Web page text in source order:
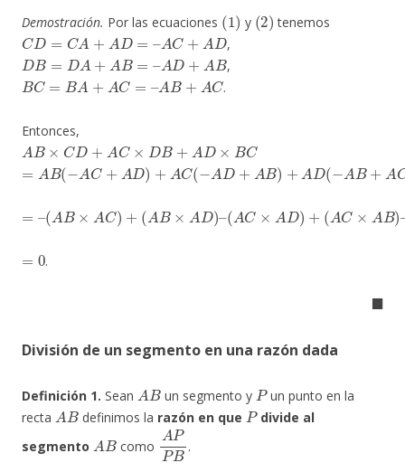
Demostración. Por las ecuaciones
(1 )
y
(2)
tenemos
CD=CA+AD= –AC+AD
,
DB= A+A B =–AD B
,
BC= A+AC = –AB C
.
Entonces,
AB×CD+A D B+ D×B
=AB(−AC+ A D)+AC(−AD+AB) +AD(− A B+ )
× A C
× A D
× A D
× A B
× A B
× A C
.
◼
División de un segmento en una razón dada
Definición 1. Sean
A B
un segmento y
P
un punto en la
recta
AB
definimos la razón en que
P
divide al
segmento
A B
como
APP
.